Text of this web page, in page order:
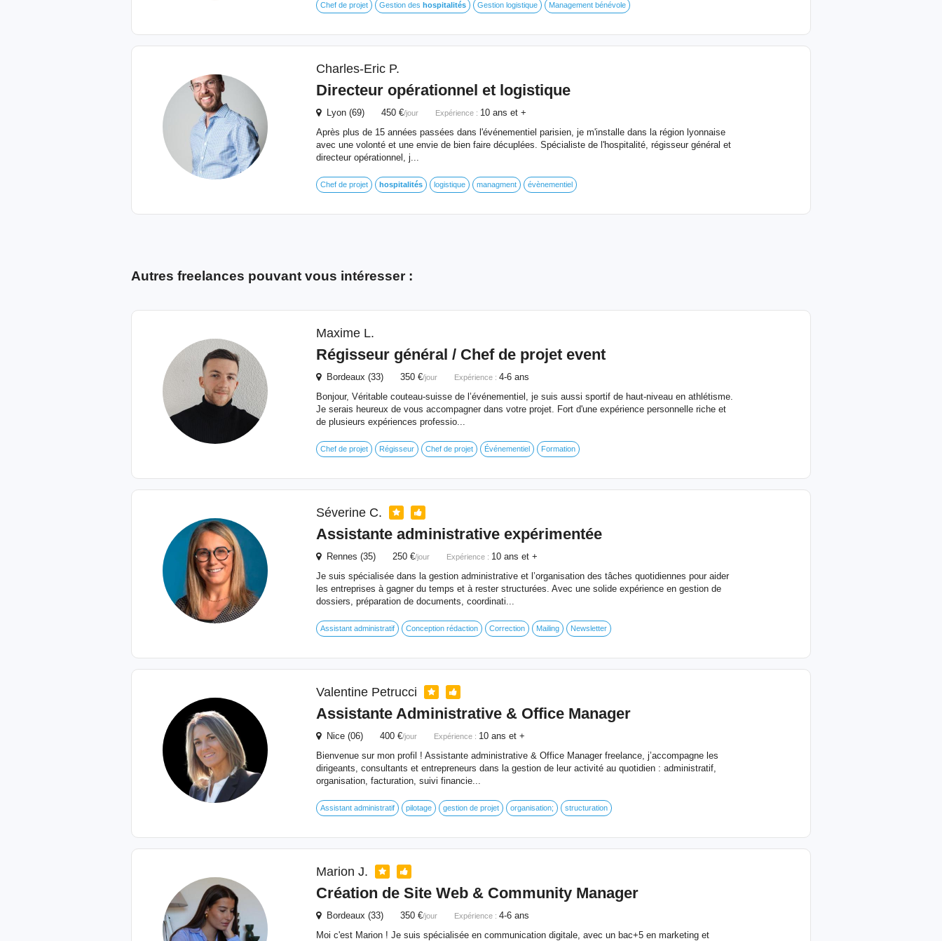
Chef de projet Gestion des hospitalités Gestion logistique Management bénévole
Charles-Eric P.
Directeur opérationnel et logistique
Lyon (69) 450 €/jour Expérience : 10 ans et +
Après plus de 15 années passées dans l'événementiel parisien, je m'installe dans la région lyonnaise
avec une volonté et une envie de bien faire décuplées. Spécialiste de l'hospitalité, régisseur général et
directeur opérationnel, j...
Chef de projet hospitalités logistique managment évènementiel
Autres freelances pouvant vous intéresser :
Maxime L.
Régisseur général / Chef de projet event
Bordeaux (33) 350 €/jour Expérience : 4-6 ans
Bonjour, Véritable couteau-suisse de l’événementiel, je suis aussi sportif de haut-niveau en athlétisme.
Je serais heureux de vous accompagner dans votre projet. Fort d'une expérience personnelle riche et
de plusieurs expériences professio...
Chef de projet Régisseur Chef de projet Événementiel Formation
Séverine C.
Assistante administrative expérimentée
Rennes (35) 250 €/jour Expérience : 10 ans et +
Je suis spécialisée dans la gestion administrative et l’organisation des tâches quotidiennes pour aider
les entreprises à gagner du temps et à rester structurées. Avec une solide expérience en gestion de
dossiers, préparation de documents, coordinati...
Assistant administratif Conception rédaction Correction Mailing Newsletter
Valentine Petrucci
Assistante Administrative & Office Manager
Nice (06) 400 €/jour Expérience : 10 ans et +
Bienvenue sur mon profil ! Assistante administrative & Office Manager freelance, j’accompagne les
dirigeants, consultants et entrepreneurs dans la gestion de leur activité au quotidien : administratif,
organisation, facturation, suivi financie...
Assistant administratif pilotage gestion de projet organisation; structuration
Marion J.
Création de Site Web & Community Manager
Bordeaux (33) 350 €/jour Expérience : 4-6 ans
Moi c'est Marion ! Je suis spécialisée en communication digitale, avec un bac+5 en marketing et